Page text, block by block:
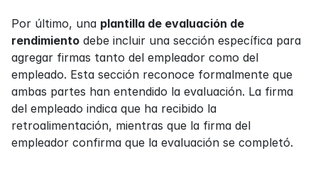
Por último, una plantilla de evaluación de
rendimiento debe incluir una sección específica para
agregar firmas tanto del empleador como del
empleado. Esta sección reconoce formalmente que
ambas partes han entendido la evaluación. La firma
del empleado indica que ha recibido la
retroalimentación, mientras que la firma del
empleador confirma que la evaluación se completó.